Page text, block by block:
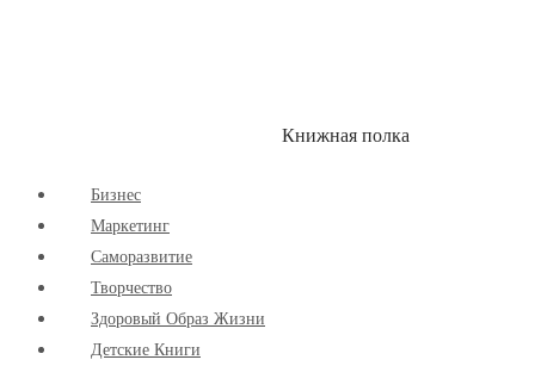
Книжная полка
Бизнес
Маркетинг
Cаморазвитие
Творчество
Здоровый Образ Жизни
Детские Книги